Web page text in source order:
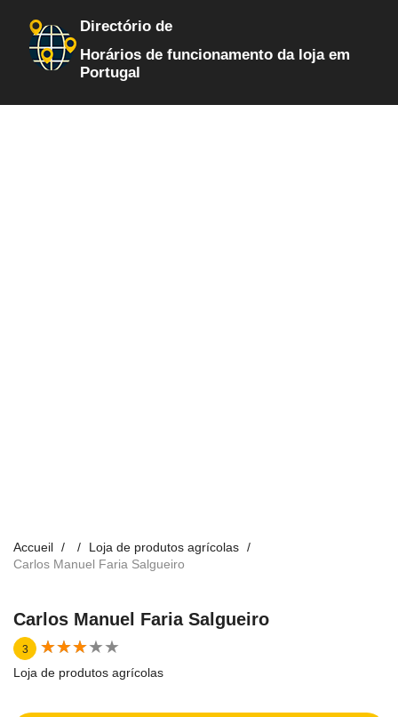
Directório de
Horários de funcionamento da loja em
Portugal
Accueil
Loja de produtos agrícolas
Carlos Manuel Faria Salgueiro
Carlos Manuel Faria Salgueiro
3 ★★★★★
★★★★★
Loja de produtos agrícolas